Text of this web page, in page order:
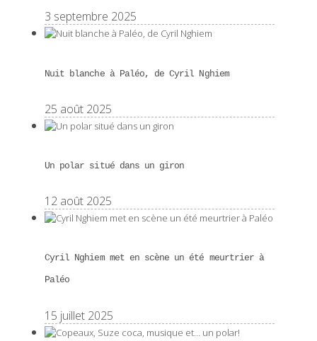
3 septembre 2025
Nuit blanche à Paléo, de Cyril Nghiem
25 août 2025
Un polar situé dans un giron
12 août 2025
Cyril Nghiem met en scène un été meurtrier à
Paléo
15 juillet 2025